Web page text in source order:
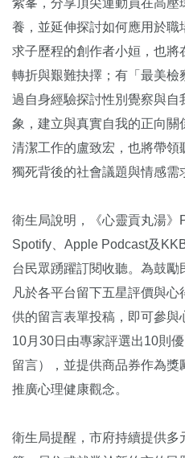
紫峯，分享頂尖運動員在高
養，並延伸探討如何應用於
求子歷程的創作者小姮，也
轉折與艱難抉擇；有「最美
過自身經驗探討性別覺察與
象，建立與真實自我的正向
清潔工作的盧致宏，也將帶領
獨死背後的社會議題與情感需
衛生局說明，《心靈貢丸湯》
Spotify、Apple Podcast及
台民眾踴躍訂閱收聽。為鼓
凡於各平台留下五星評價與
供的留言表單投稿，即可參
10月30日由專家評選出10則
留言），並提供商品券作為獎
推廣心理健康觀念。
衛生局提醒，市府持續提供多